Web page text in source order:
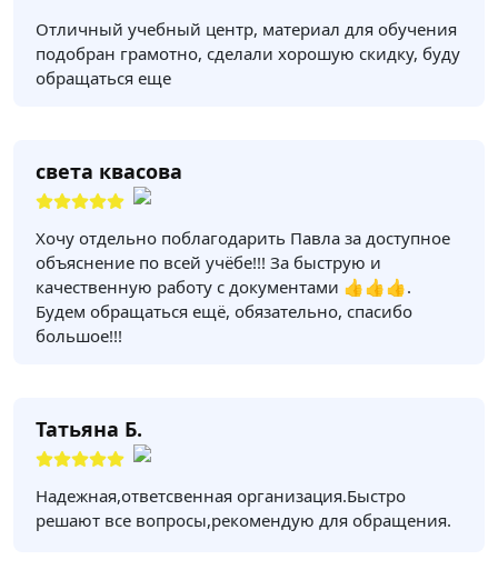
Отличный учебный центр, материал для обучения
подобран грамотно, сделали хорошую скидку, буду
обращаться еще
света квасова
Хочу отдельно поблагодарить Павла за доступное
объяснение по всей учёбе!!! За быструю и
качественную работу с документами 👍👍👍.
Будем обращаться ещё, обязательно, спасибо
большое!!!
Татьяна Б.
Надежная,ответсвенная организация.Быстро
решают все вопросы,рекомендую для обращения.